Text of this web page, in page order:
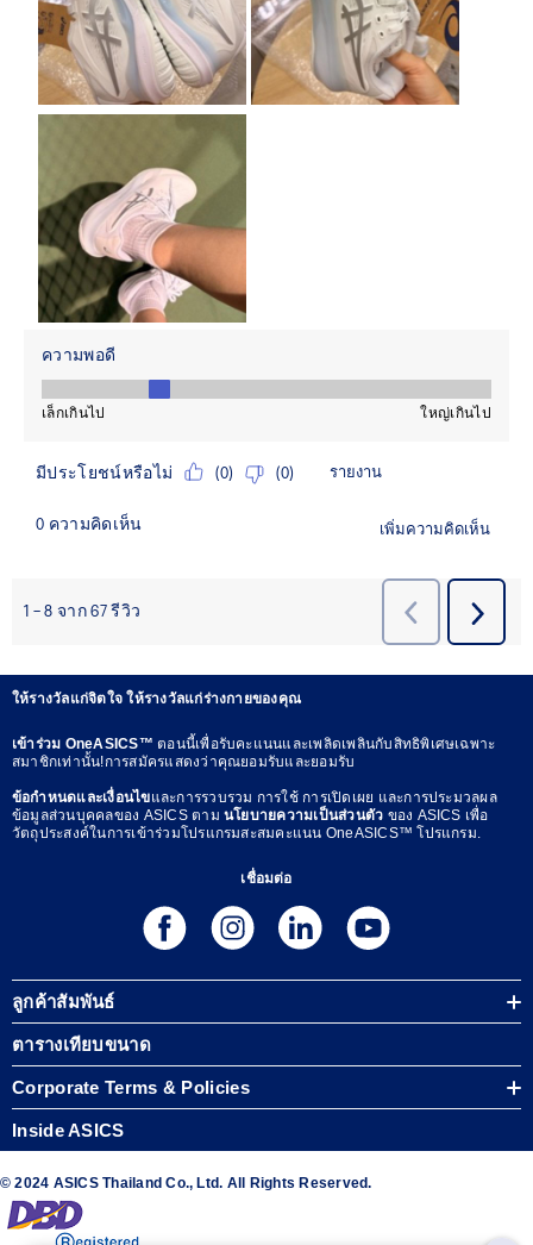
ให้รางวัลแก่จิตใจ ให้รางวัลแก่ร่างกายของคุณ
เข้าร่วม OneASICS™ตอนนี้เพื่อรับคะแนนและเพลิดเพลินกับสิทธิพิเศษเฉพาะ
สมาชิกเท่านั้น!การสมัครแสดงว่าคุณยอมรับและยอมรับ
ข้อกำหนดและเงื่อนไขและการรวบรวม การใช้ การเปิดเผย และการประมวลผล
ข้อมูลส่วนบุคคลของ ASICS ตาม นโยบายความเป็นส่วนตัว ของ ASICS เพื่อ
วัตถุประสงค์ในการเข้าร่วมโปรแกรมสะสมคะแนน OneASICS™ โปรแกรม.
เชื่อมต่อ
ลูกค้าสัมพันธ์
ตารางเทียบขนาด
Corporate Terms & Policies
Inside ASICS
© 2024 ASICS Thailand Co., Ltd. All Rights Reserved.